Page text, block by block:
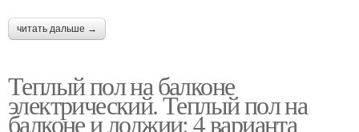
читать дальше →
Теплый пол на балконе
электрический. Теплый пол на
балконе и лоджии: 4 варианта